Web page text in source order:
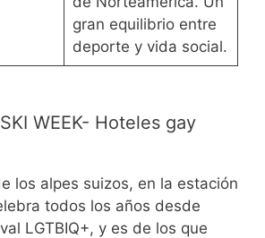
gran equilibrio entre
deporte y vida social.
WEEK- Hoteles gay
los alpes suizos, en la estación
todos los años desde
LGTBIQ+, y es de los que